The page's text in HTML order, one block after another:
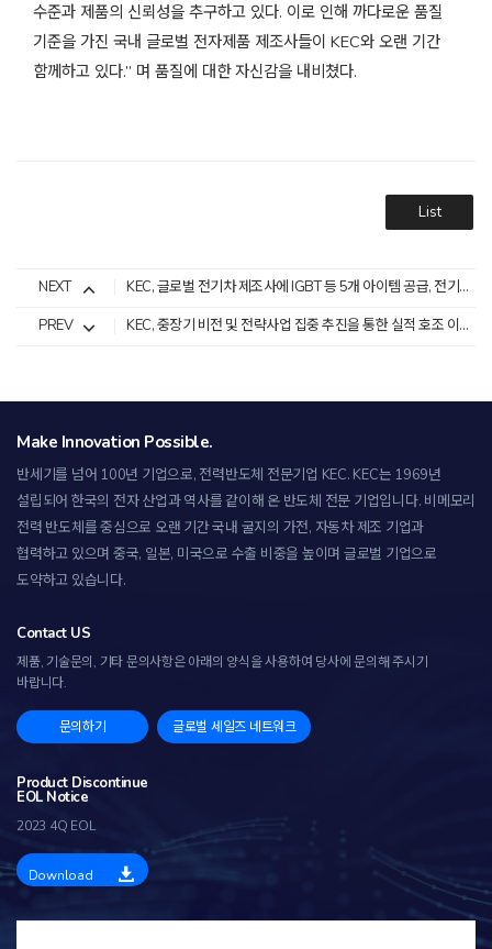
수준과 제품의 신뢰성을 추구하고 있다. 이로 인해 까다로운 품질
기준을 가진 국내 글로벌 전자제품 제조사들이 KEC와 오랜 기간
함께하고 있다.” 며 품질에 대한 자신감을 내비쳤다.
List
NEXT
KEC, 글로벌 전기차 제조사에 IGBT 등 5개 아이템 공급, 전기차 시장 확대 가속화
PREV
KEC, 중장기 비전 및 전략사업 집중 추진을 통한 실적 호조 이어져
Make Innovation Possible.
반세기를 넘어 100년 기업으로, 전력반도체 전문기업 KEC. KEC는 1969년
설립되어 한국의 전자 산업과 역사를 같이해 온 반도체 전문 기업입니다. 비메모리
전력 반도체를 중심으로 오랜 기간 국내 굴지의 가전, 자동차 제조 기업과
협력하고 있으며 중국, 일본, 미국으로 수출 비중을 높이며 글로벌 기업으로
도약하고 있습니다.
Contact US
제품, 기술문의, 기타 문의사항은 아래의 양식을 사용하여 당사에 문의해 주시기
바랍니다.
문의하기 글로벌 세일즈 네트워크
Product Discontinue
EOL Notice
2023 4Q EOL
Download